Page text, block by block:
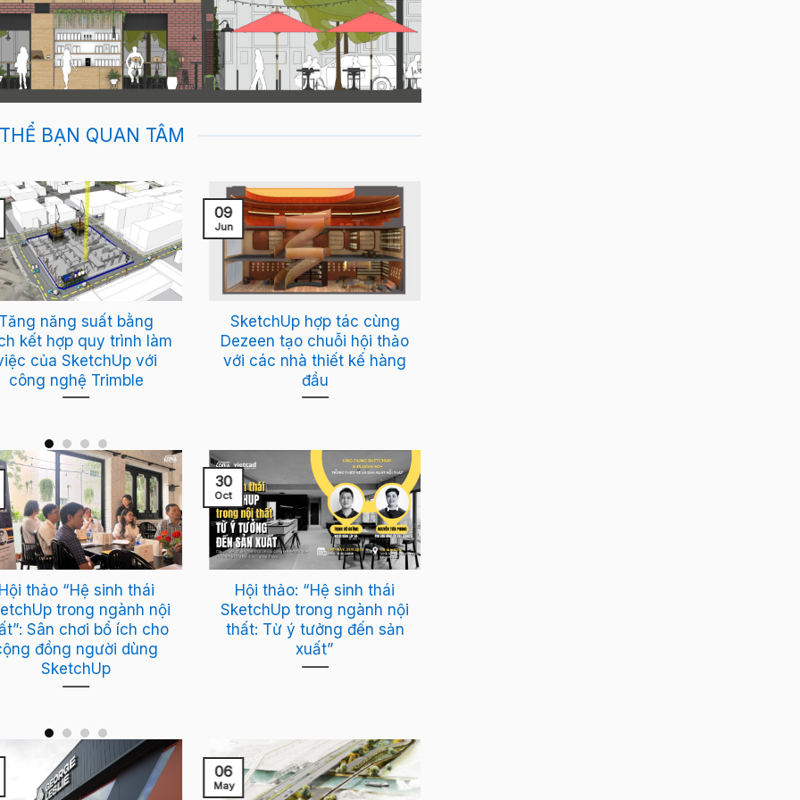
BẠN QUAN TÂM
Tăng năng suất bằng
kết hợp quy trình làm
của SketchUp với
công nghệ Trimble
SketchUp hợp tác cùng
Dezeen tạo chuỗi hội thảo
với các nhà thiết kế hàng
đầu
09
Jun
Hội thảo “Hệ sinh thái
trong ngành nội
Sân chơi bổ ích cho
đồng người dùng
SketchUp
Hội thảo: “Hệ sinh thái
SketchUp trong ngành nội
thất: Từ ý tưởng đến sản
xuất”
30
Oct
06
May